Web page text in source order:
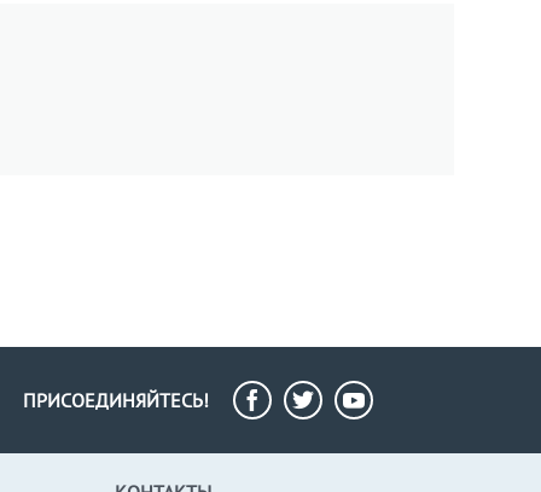
ПРИСОЕДИНЯЙТЕСЬ!